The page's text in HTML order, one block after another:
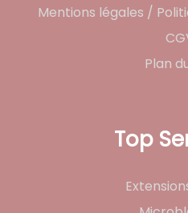
Mentions légales /
Plan
Top